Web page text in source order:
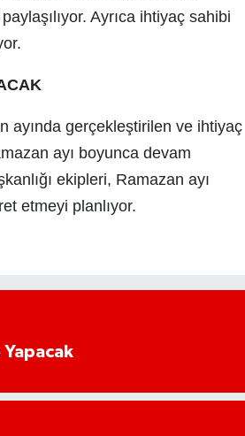
Ayrıca ihtiyaç sahibi
ayında gerçekleştirilen ve ihtiyaç
ayı boyunca devam
ekipleri, Ramazan ayı
etmeyi planlıyor.